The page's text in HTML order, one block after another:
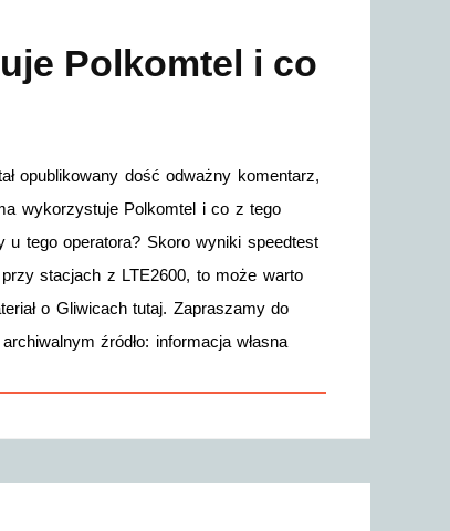
Polkomtel i co
opublikowany dość odważny komentarz,
wykorzystuje Polkomtel i co z tego
tego operatora? Skoro wyniki speedtest
stacjach z LTE2600, to może warto
o Gliwicach tutaj. Zapraszamy do
źródło: informacja własna